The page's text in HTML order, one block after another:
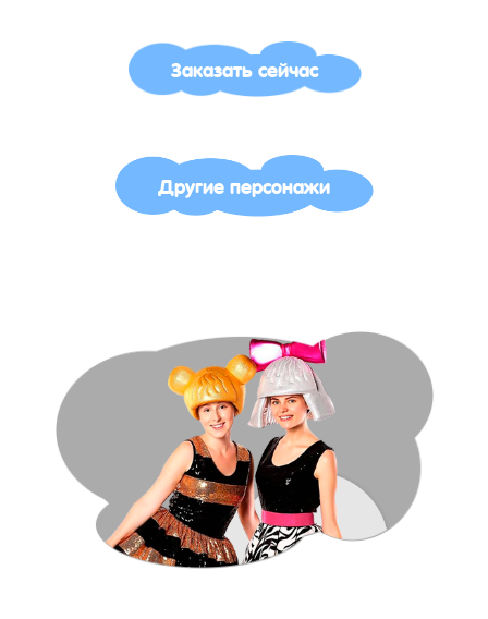
Заказать сейчас
Другие персонажи